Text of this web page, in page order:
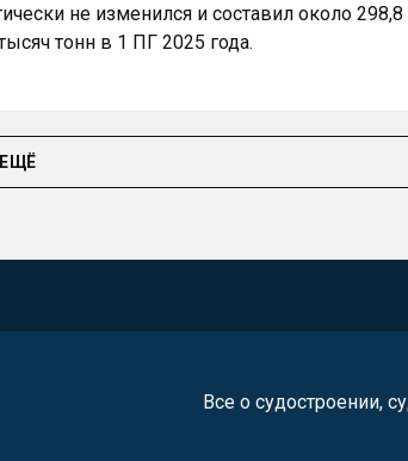
не изменился и составил около
тонн в 1 ПГ 2025 года.
Все о судостроении,